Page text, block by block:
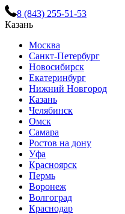
8 (843) 255-51-53
Казань
Москва
Санкт-Петербург
Новосибирск
Екатеринбург
Нижний Новгород
Казань
Челябинск
Омск
Самара
Ростов на дону
Уфа
Красноярск
Пермь
Воронеж
Волгоград
Краснодар